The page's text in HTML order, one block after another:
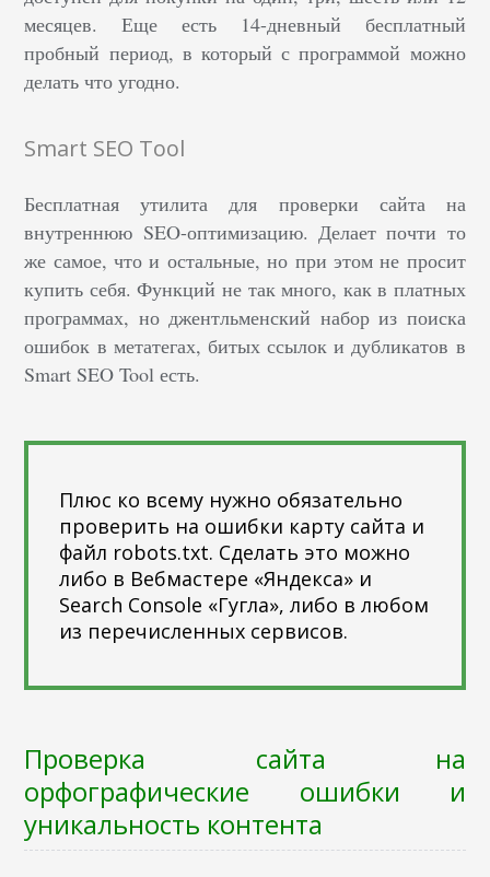
месяцев. Еще есть 14-дневный бесплатный
пробный период, в который с программой можно
делать что угодно.
Smart SEO Tool
Бесплатная утилита для проверки сайта на
внутреннюю SEO-оптимизацию. Делает почти то
же самое, что и остальные, но при этом не просит
купить себя. Функций не так много, как в платных
программах, но джентльменский набор из поиска
ошибок в метатегах, битых ссылок и дубликатов в
Smart SEO Tool есть.
Плюс ко всему нужно обязательно
проверить на ошибки карту сайта и
файл robots.txt. Сделать это можно
либо в Вебмастере «Яндекса» и
Search Console «Гугла», либо в любом
из перечисленных сервисов.
Проверка сайта на
орфографические ошибки и
уникальность контента